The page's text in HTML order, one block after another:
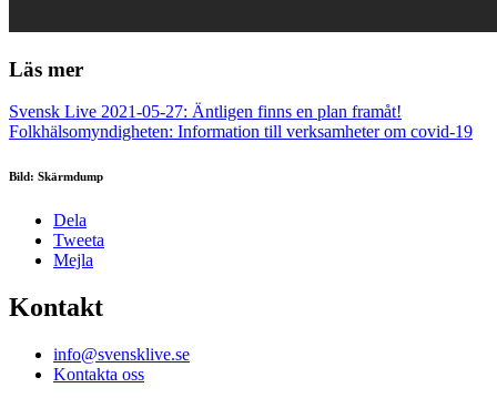
Läs mer
Svensk Live 2021-05-27: Äntligen finns en plan framåt!
Folkhälsomyndigheten: Information till verksamheter om covid-19
Bild: Skärmdump
Dela
Tweeta
Mejla
Kontakt
info@svensklive.se
Kontakta oss